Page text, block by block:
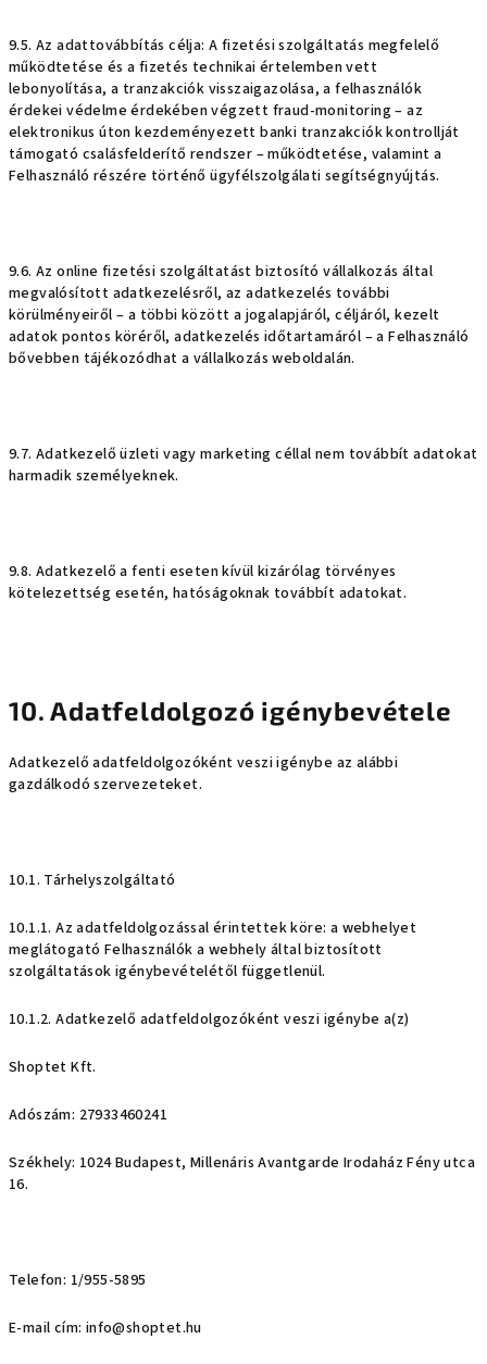
9.5. Az adattovábbítás célja: A fizetési szolgáltatás megfelelő
működtetése és a fizetés technikai értelemben vett
lebonyolítása, a tranzakciók visszaigazolása, a felhasználók
érdekei védelme érdekében végzett fraud-monitoring – az
elektronikus úton kezdeményezett banki tranzakciók kontrollját
támogató csalásfelderítő rendszer – működtetése, valamint a
Felhasználó részére történő ügyfélszolgálati segítségnyújtás.
9.6. Az online fizetési szolgáltatást biztosító vállalkozás által
megvalósított adatkezelésről, az adatkezelés további
körülményeiről – a többi között a jogalapjáról, céljáról, kezelt
adatok pontos köréről, adatkezelés időtartamáról – a Felhasználó
bővebben tájékozódhat a vállalkozás weboldalán.
9.7. Adatkezelő üzleti vagy marketing céllal nem továbbít adatokat
harmadik személyeknek.
9.8. Adatkezelő a fenti eseten kívül kizárólag törvényes
kötelezettség esetén, hatóságoknak továbbít adatokat.
10. Adatfeldolgozó igénybevétele
Adatkezelő adatfeldolgozóként veszi igénybe az alábbi
gazdálkodó szervezeteket.
10.1. Tárhelyszolgáltató
10.1.1. Az adatfeldolgozással érintettek köre: a webhelyet
meglátogató Felhasználók a webhely által biztosított
szolgáltatások igénybevételétől függetlenül.
10.1.2. Adatkezelő adatfeldolgozóként veszi igénybe a(z)
Shoptet Kft.
Adószám: 27933460241
Székhely: 1024 Budapest, Millenáris Avantgarde Irodaház Fény utca
16.
Telefon: 1/955-5895
E-mail cím: info@shoptet.hu